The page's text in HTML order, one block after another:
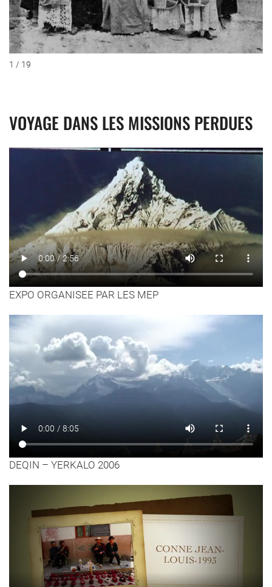
1 / 19
VOYAGE DANS LES MISSIONS PERDUES
EXPO ORGANISEE PAR LES MEP
DEQIN – YERKALO 2006